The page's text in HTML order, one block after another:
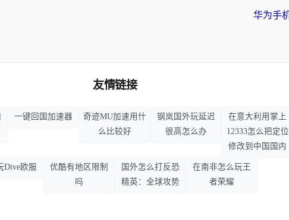
友情链接
一键回国加速器
奇迹MU加速用什
么比较好
钢岚国外玩延迟
很高怎么办
在意大利用掌上
12333怎么把定位
修改到中国国内
Dive欧服
优酷有地区限制
吗
国外怎么打反恐
精英：全球攻势
在南非怎么玩王
者荣耀